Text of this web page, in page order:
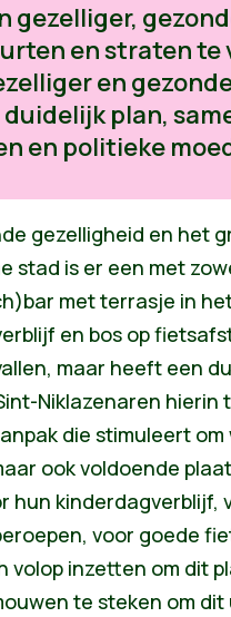
gezelliger,
en straten te
en
duidelijk plan,
en politieke
gezelligheid en het
stad is er een met
met terrasje in
en bos op
maar heeft een
Niklazenaren hierin
die stimuleert
ook voldoende
hun kinderdagverblijf,
voor goede
volop inzetten om dit
te steken om